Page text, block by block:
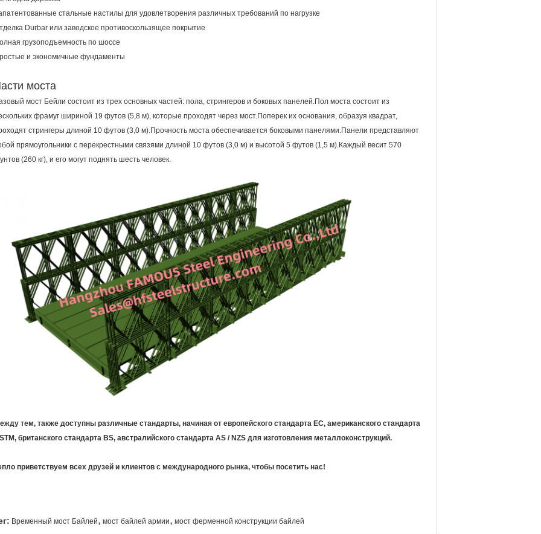
стальные настилы для удовлетворения различных требований по нагрузке
Durbar или заводское противоскользящее покрытие
грузоподъемность по шоссе
и экономичные фундаменты
моста
мост Бейли состоит из трех основных частей: пола, стрингеров и боковых панелей.Пол моста состоит из
фрамуг шириной 19 футов (5,8 м), которые проходят через мост.Поперек их основания, образуя квадрат,
стрингеры длиной 10 футов (3,0 м).Прочность моста обеспечивается боковыми панелями.Панели представляют
прямоугольники с перекрестными связями длиной 10 футов (3,0 м) и высотой 5 футов (1,5 м).Каждый весит 570
(260 кг), и его могут поднять шесть человек.
тем, также доступны различные стандарты, начиная от европейского стандарта ЕС, американского стандарта
британского стандарта BS, австралийского стандарта AS / NZS для изготовления металлоконструкций.
приветствуем всех друзей и клиентов с международного рынка, чтобы посетить нас!
Временный мост Байлей, мост байлей армии, мост ферменной конструкции байлей